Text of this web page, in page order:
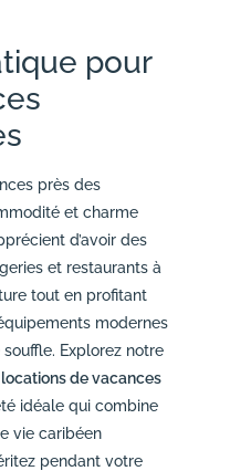
pour
près des
et charme
d’avoir des
et restaurants à
tout en profitant
modernes
Explorez notre
de vacances
idéale qui combine
vie caribéen
pendant votre